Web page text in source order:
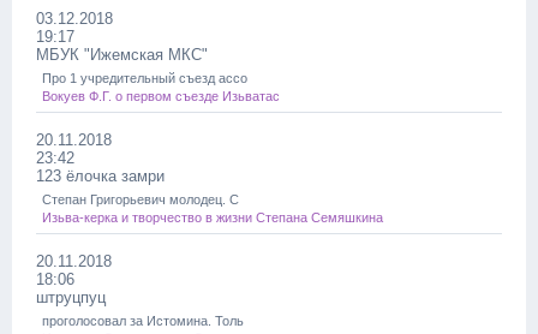
03.12.2018
19:17
МБУК "Ижемская МКС"
Про 1 учредительный съезд ассо
Вокуев Ф.Г. о первом съезде Изьватас
20.11.2018
23:42
123 ёлочка замри
Степан Григорьевич молодец. С
Изьва-керка и творчество в жизни Степана Семяшкина
20.11.2018
18:06
штруцпуц
проголосовал за Истомина. Толь